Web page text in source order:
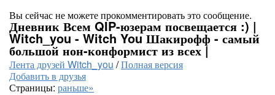
Вы сейчас не можете прокомментировать это сообщение.
Дневник Всем QIP-юзерам посвещается :) |
Witch_you - Witch You Шакирофф - самый
большой нон-конформист из всех |
Лента друзей Witch_you /Полная версия
Добавить в друзья
Страницы: раньше»